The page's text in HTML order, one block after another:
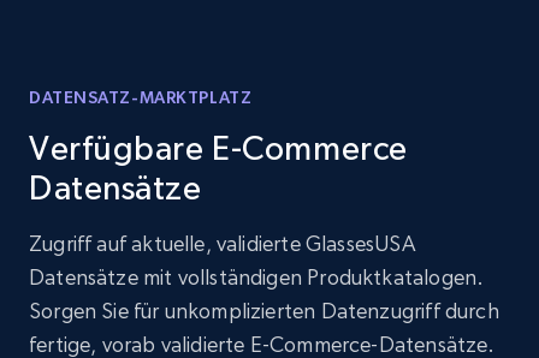
DATENSATZ-MARKTPLATZ
Verfügbare E-Commerce
Datensätze
Zugriff auf aktuelle, validierte GlassesUSA
Datensätze mit vollständigen Produktkatalogen.
Sorgen Sie für unkomplizierten Datenzugriff durch
fertige, vorab validierte E-Commerce-Datensätze.